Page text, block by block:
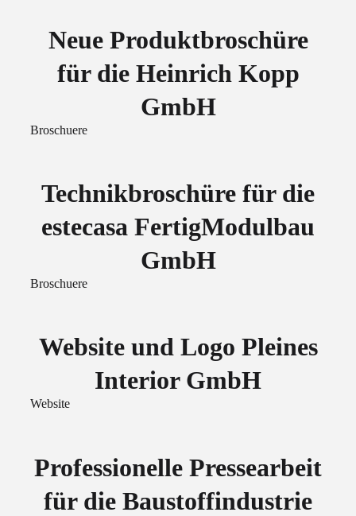
Neue Produktbroschüre
für die Heinrich Kopp
GmbH
Broschuere
Technikbroschüre für die
estecasa FertigModulbau
GmbH
Broschuere
Website und Logo Pleines
Interior GmbH
Website
Professionelle Pressearbeit
für die Baustoffindustrie